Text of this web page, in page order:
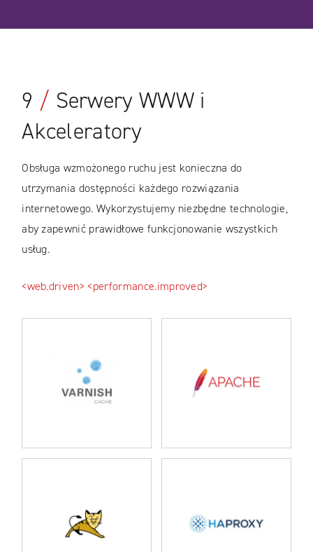
9 / Serwery WWW i
Akceleratory
Obsługa wzmożonego ruchu jest konieczna do
utrzymania dostępności każdego rozwiązania
internetowego. Wykorzystujemy niezbędne technologie,
aby zapewnić prawidłowe funkcjonowanie wszystkich
usług.
<web.driven> <performance.improved>